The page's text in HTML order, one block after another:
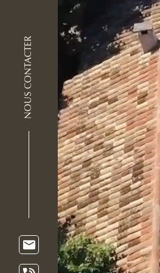
NOUS CONTACTER